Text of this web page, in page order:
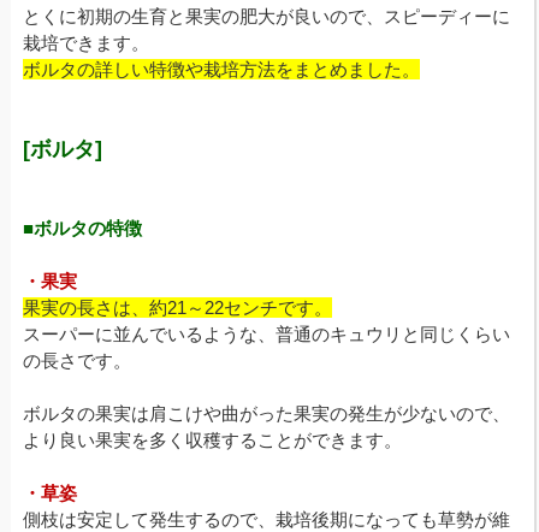
とくに初期の生育と果実の肥大が良いので、スピーディーに
栽培できます。
ボルタの詳しい特徴や栽培方法をまとめました。
[ボルタ]
■ボルタの特徴
・果実
果実の長さは、約21～22センチです。
スーパーに並んでいるような、普通のキュウリと同じくらい
の長さです。
ボルタの果実は肩こけや曲がった果実の発生が少ないので、
より良い果実を多く収穫することができます。
・草姿
側枝は安定して発生するので、栽培後期になっても草勢が維